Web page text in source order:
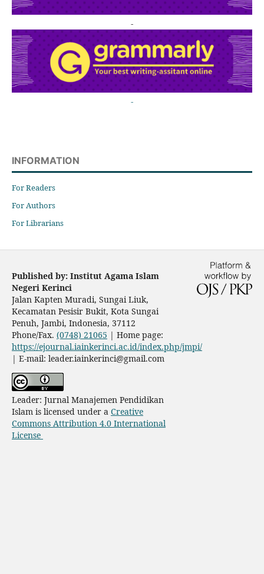
-
-
INFORMATION
For Readers
For Authors
For Librarians
Published by: Institut Agama Islam
Negeri Kerinci
Jalan Kapten Muradi, Sungai Liuk,
Kecamatan Pesisir Bukit, Kota Sungai
Penuh, Jambi, Indonesia, 37112
Phone/Fax. (0748) 21065 | Home page:
https://ejournal.iainkerinci.ac.id/index.php/jmpi/
| E-mail: leader.iainkerinci@gmail.com
Leader: Jurnal Manajemen Pendidikan
Islam is licensed under a Creative
Commons Attribution 4.0 International
License